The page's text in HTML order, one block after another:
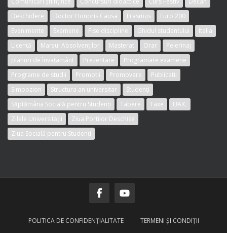
Deschidere
Doctor Honoris Causa Erasmus
Euro 200
Evenimente
Examene Fise discipline Ghidul studentului
Italia
Licență
Marșul Absolvenților Masterat Orar
Pelerinaj
planuri de învațamânt
Prezentare
Programare examene
Programe de studii
Promotii Promovare
Publicatii
Simpozion
Structura an universitar
Studenți
Săptămâna Socială pentru Studenți
Tabere Taxe
UAIC
Zilele Universității
Ziua Portilor Deschise
Ziua Socială pentru Studenți
POLITICA DE CONFIDENŢIALITATE TERMENI ŞI CONDIŢII